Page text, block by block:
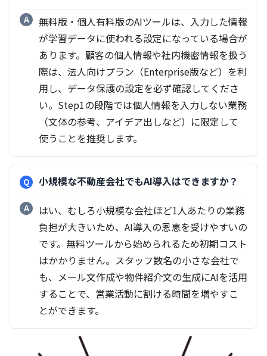
無料版・個人有料版のAIツールは、入力した情報
が学習データに使われる設定になっている場合が
あります。顧客の個人情報や社内機密情報を扱う
際は、法人向けプラン（Enterprise版など）を利
用し、データ保護の設定を必ず確認してくださ
い。Step1の段階では個人情報を入力しない業務
（文体の参考、アイデア出しなど）に限定して
使うことを推奨します。
小規模な不動産会社でもAI導入はできますか？
はい、むしろ小規模な会社ほど1人あたりの業務
負担が大きいため、AI導入の恩恵を受けやすいの
です。無料ツールから始められるため初期コスト
はかかりません。スタッフ数名の小さな会社で
も、メール文作成や物件紹介文の生成にAIを活用
することで、営業活動に割ける時間を増やすこ
とができます。